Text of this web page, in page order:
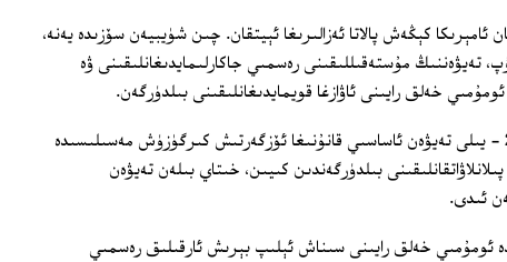
ئامېرىكا كېڭەش پالاتا ئەزالىرىغا ئېيتقان. چىن شۈيبيەن سۆزىدە يەنە،
تەيۋەننىڭ مۇستەقىللىقىنى رەسمىي جاكارلىمايدىغانلىقىنى ۋە
خەلق رايىنى ئاۋازغا قويمايدىغانلىقىنى بىلدۈرگەن.
تەيۋەن پرېزىدېنتى چىن شۈيبيەن 2006 - يىلى تەيۋەن ئاساسىي قانۇنىغا ئۆزگەرتىش كىرگۈزۈش مەسىلىسىدە
بىلدۈرگەندىن كىيىن، خىتاي بىلەن تەيۋەن
ئىدى.
ئومۇمىي خەلق رايىنى سىناش ئېلىپ بېرىش ئارقىلىق رەسمىي